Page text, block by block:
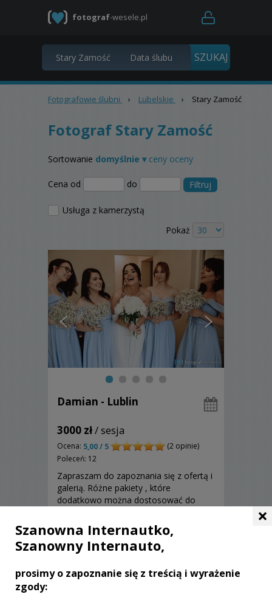
fotograf-wesele.pl
Fotografowie ślubni › Lubelskie › Stary Zamość
Fotograf Stary Zamość
Sortowanie domyślnie ▾ ceny oceny
Cena od do Filtruj
Usługa z kamerzystą
Pokaż
Damian - Lublin
3000 zł/ sesja
Ocena: 5,00 / 5
(2 opinie)
Poleceń: 12
Zapraszam do zapoznania się z ofertą i
galerią. Różne pakiety , które
dodatkowo można dostosować do
×
Szanowna Internautko,
Szanowny Internauto,
prosimy o zapoznanie się z treścią i wyrażenie
zgody: